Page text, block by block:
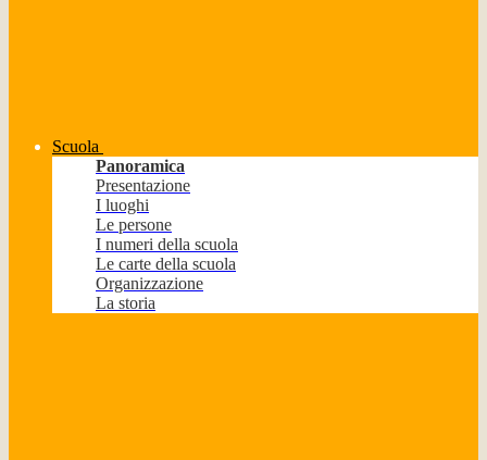
Scuola
Panoramica
Presentazione
I luoghi
Le persone
I numeri della scuola
Le carte della scuola
Organizzazione
La storia